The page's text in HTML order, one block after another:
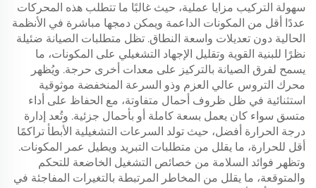
سهولة التركيب مزايا عملية، حيث غالبًا ما تتطلب هذه المحركات
عددًا أقل من المكونات الداعمة ويمكن دمجها مباشرة في الأنظمة
الحالية دون تعديلات واسعة النطاق. تظل متطلبات الصيانة ضئيلة
نظرًا للبنية القوية وتقليل الإجهاد التشغيلي على المكونات، ما
يسمح لفرق الصيانة بالتركيز على معدات أخرى حرجة. ويُظهر
محرك التروس عالي العزم وذو السرعة المنخفضة موثوقية
استثنائية في ظل ظروف أحمال متفاوتة، مع الحفاظ على أداء
متسق سواء كان يعمل بسعة كاملة أو بأحمال جزئية. وتُعد إدارة
درجة الحرارة أفضل، حيث تولد السرعات التشغيلية الأبطأ تراكمًا
أقل للحرارة، ما يقلل من متطلبات التبريد ويطيل عمر المكونات.
وتظهر فوائد السلامة من خصائص التشغيل الخاضعة للتحكم
والمتوقعة، ما يقلل من المخاطر المرتبطة بالتغيرات المفاجئة في